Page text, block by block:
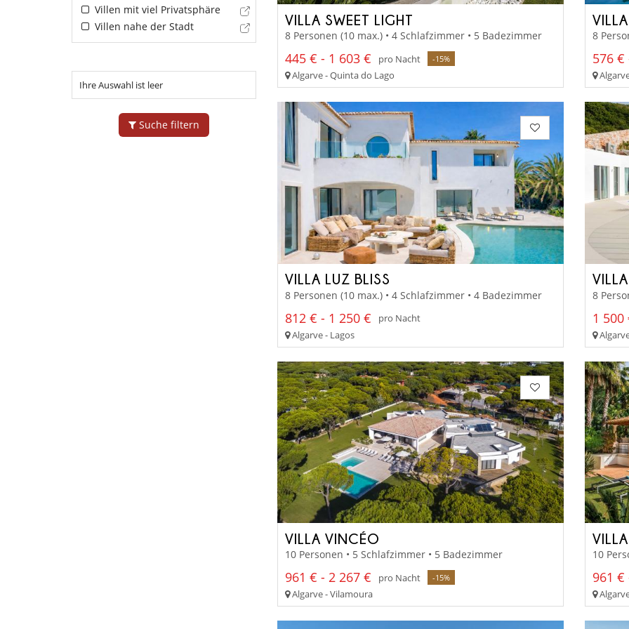
Villen mit viel Privatsphäre
Villen nahe der Stadt
Ihre Auswahl ist leer
Suche filtern
VILLA SWEET LIGHT
8 Personen (10 max.) • 4 Schlafzimmer • 5 Badezimmer
445 € - 1 603 € pro Nacht -15%
Algarve - Quinta do Lago
8
576 €
VILLA LUZ BLISS
8 Personen (10 max.) • 4 Schlafzimmer • 4 Badezimmer
812 € - 1 250 €
pro Nacht
Algarve - Lagos
8
1
VILLA VINCÉO
10 Personen • 5 Schlafzimmer • 5 Badezimmer
961 € - 2 267 € pro Nacht -15%
Algarve - Vilamoura
10
961 €